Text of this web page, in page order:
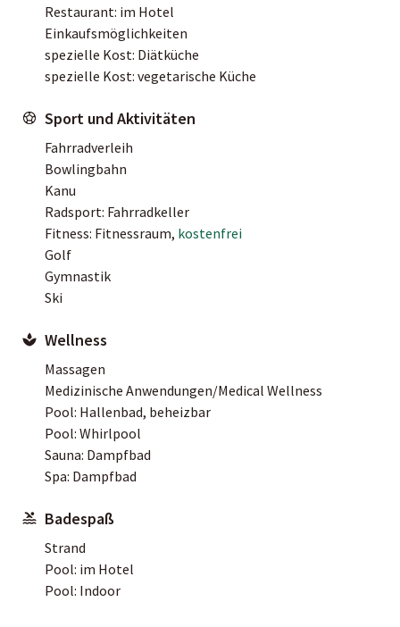
Restaurant: im Hotel
Einkaufsmöglichkeiten
spezielle Kost: Diätküche
spezielle Kost: vegetarische Küche
Sport und Aktivitäten
Fahrradverleih
Bowlingbahn
Kanu
Radsport: Fahrradkeller
Fitness: Fitnessraum, kostenfrei
Golf
Gymnastik
Ski
Wellness
Massagen
Medizinische Anwendungen/Medical Wellness
Pool: Hallenbad, beheizbar
Pool: Whirlpool
Sauna: Dampfbad
Spa: Dampfbad
Badespaß
Strand
Pool: im Hotel
Pool: Indoor